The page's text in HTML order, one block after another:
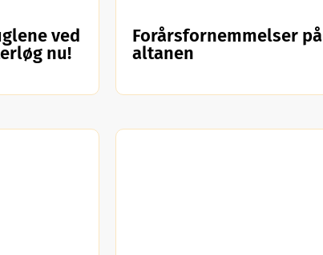
ved
nu!
Forårsfornemmelser på
altanen